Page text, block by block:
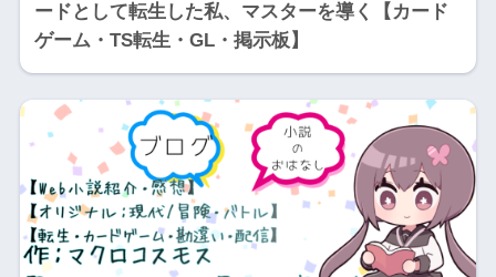
ードとして転生した私、マスターを導く【カード
ゲーム・TS転生・GL・掲示板】